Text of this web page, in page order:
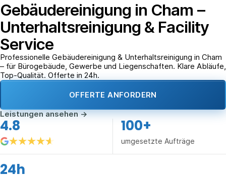
Gebäudereinigung in Cham –
Unterhaltsreinigung & Facility
Service
Professionelle Gebäudereinigung & Unterhaltsreinigung in Cham
– für Bürogebäude, Gewerbe und Liegenschaften. Klare Abläufe,
Top-Qualität. Offerte in 24h.
OFFERTE ANFORDERN
Leistungen ansehen→
4.8 100+
umgesetzte Aufträge
24h